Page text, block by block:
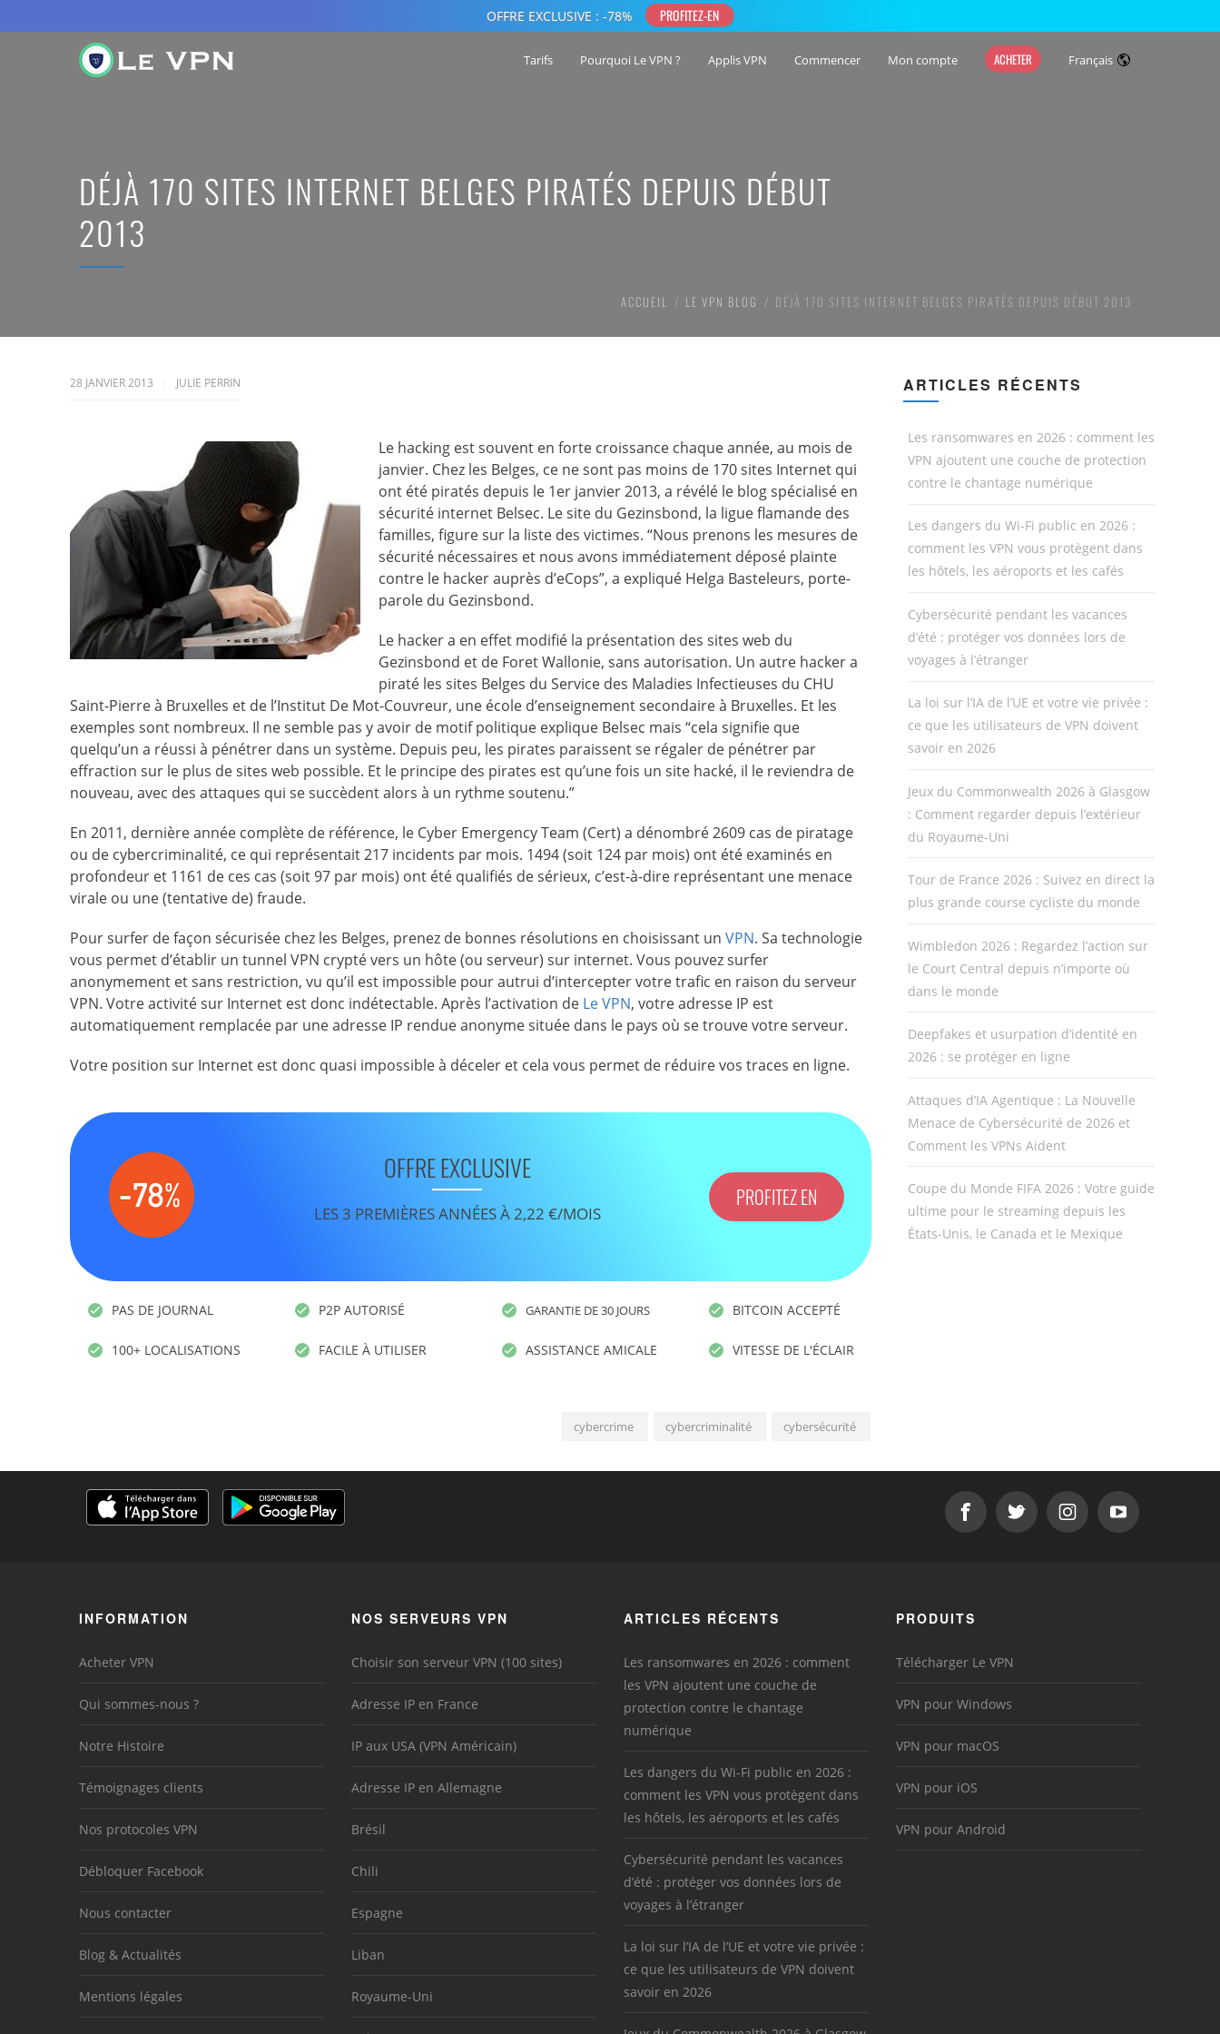
Tarifs Pourquoi Le VPN ? Applis VPN Commencer Mon compte ACHETER Français
DÉJÀ 170 SITES INTERNET BELGES PIRATÉS DEPUIS DÉBUT
2013
ACCUEIL LE VPN BLOG DÉJÀ 170 SITES INTERNET BELGES PIRATÉS DEPUIS DÉBUT 2013
28 JANVIER 2013 JULIE PERRIN
Le hacking est souvent en forte croissance chaque année, au mois de
janvier. Chez les Belges, ce ne sont pas moins de 170 sites Internet qui
ont été piratés depuis le 1er janvier 2013, a révélé le blog spécialisé en
sécurité internet Belsec. Le site du Gezinsbond, la ligue flamande des
familles, figure sur la liste des victimes. “Nous prenons les mesures de
sécurité nécessaires et nous avons immédiatement déposé plainte
contre le hacker auprès d’eCops”, a expliqué Helga Basteleurs, porte-
parole du Gezinsbond.
Le hacker a en effet modifié la présentation des sites web du
Gezinsbond et de Foret Wallonie, sans autorisation. Un autre hacker a
piraté les sites Belges du Service des Maladies Infectieuses du CHU
Saint-Pierre à Bruxelles et de l’Institut De Mot-Couvreur, une école d’enseignement secondaire à Bruxelles. Et les
exemples sont nombreux. Il ne semble pas y avoir de motif politique explique Belsec mais “cela signifie que
quelqu’un a réussi à pénétrer dans un système. Depuis peu, les pirates paraissent se régaler de pénétrer par
effraction sur le plus de sites web possible. Et le principe des pirates est qu’une fois un site hacké, il le reviendra de
nouveau, avec des attaques qui se succèdent alors à un rythme soutenu.”
En 2011, dernière année complète de référence, le Cyber Emergency Team (Cert) a dénombré 2609 cas de piratage
ou de cybercriminalité, ce qui représentait 217 incidents par mois. 1494 (soit 124 par mois) ont été examinés en
profondeur et 1161 de ces cas (soit 97 par mois) ont été qualifiés de sérieux, c’est-à-dire représentant une menace
virale ou une (tentative de) fraude.
Pour surfer de façon sécurisée chez les Belges, prenez de bonnes résolutions en choisissant un VPN. Sa technologie
vous permet d’établir un tunnel VPN crypté vers un hôte (ou serveur) sur internet. Vous pouvez surfer
anonymement et sans restriction, vu qu’il est impossible pour autrui d’intercepter votre trafic en raison du serveur
VPN. Votre activité sur Internet est donc indétectable. Après l’activation de Le VPN, votre adresse IP est
automatiquement remplacée par une adresse IP rendue anonyme située dans le pays où se trouve votre serveur.
Votre position sur Internet est donc quasi impossible à déceler et cela vous permet de réduire vos traces en ligne.
OFFRE EXCLUSIVE
LES 3 PREMIÈRES ANNÉES À 2,22 €/MOIS
PROFITEZ EN
PAS DE JOURNAL
100+ LOCALISATIONS
P2P AUTORISÉ
FACILE À UTILISER
GARANTIE DE 30 JOURS
ASSISTANCE AMICALE
BITCOIN ACCEPTÉ
VITESSE DE L'ÉCLAIR
cybercrime cybercriminalité cybersécurité
ARTICLES RÉCENTS
Les ransomwares en 2026 : comment les
VPN ajoutent une couche de protection
contre le chantage numérique
Les dangers du Wi-Fi public en 2026 :
comment les VPN vous protègent dans
les hôtels, les aéroports et les cafés
Cybersécurité pendant les vacances
d’été : protéger vos données lors de
voyages à l’étranger
La loi sur l’IA de l’UE et votre vie privée :
ce que les utilisateurs de VPN doivent
savoir en 2026
Jeux du Commonwealth 2026 à Glasgow
: Comment regarder depuis l’extérieur
du Royaume-Uni
Tour de France 2026 : Suivez en direct la
plus grande course cycliste du monde
Wimbledon 2026 : Regardez l’action sur
le Court Central depuis n’importe où
dans le monde
Deepfakes et usurpation d’identité en
2026 : se protéger en ligne
Attaques d’IA Agentique : La Nouvelle
Menace de Cybersécurité de 2026 et
Comment les VPNs Aident
Coupe du Monde FIFA 2026 : Votre guide
ultime pour le streaming depuis les
États-Unis, le Canada et le Mexique
INFORMATION
Acheter VPN
Qui sommes-nous ?
Notre Histoire
Témoignages clients
Nos protocoles VPN
Débloquer Facebook
Nous contacter
Blog & Actualités
Mentions légales
NOS SERVEURS VPN
Choisir son serveur VPN (100 sites)
Adresse IP en France
IP aux USA (VPN Américain)
Adresse IP en Allemagne
Brésil
Chili
Espagne
Liban
Royaume-Uni
ARTICLES RÉCENTS
Les ransomwares en 2026 : comment
les VPN ajoutent une couche de
protection contre le chantage
numérique
Les dangers du Wi-Fi public en 2026 :
comment les VPN vous protègent dans
les hôtels, les aéroports et les cafés
Cybersécurité pendant les vacances
d’été : protéger vos données lors de
voyages à l’étranger
La loi sur l’IA de l’UE et votre vie privée :
ce que les utilisateurs de VPN doivent
savoir en 2026
PRODUITS
Télécharger Le VPN
VPN pour Windows
VPN pour macOS
VPN pour iOS
VPN pour Android